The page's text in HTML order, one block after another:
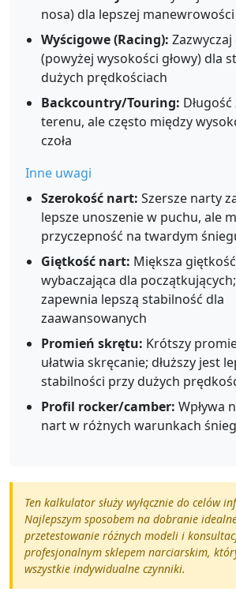
nosa) dla lepszej manewrowości
Wyścigowe (Racing): Zazwyczaj
(powyżej wysokości głowy) dla
dużych prędkościach
Backcountry/Touring:
terenu, ale często między
czoła
Inne uwagi
Szerokość nart: Szersze narty
lepsze unoszenie w puchu, ale
przyczepność na twardym
Giętkość nart: Miększa
wybaczająca dla
zapewnia lepszą stabilność dla
zaawansowanych
Promień skrętu: Krótszy
ułatwia skręcanie; dłuższy jest
stabilności przy dużych
Profil rocker/camber: Wpływa
nart w różnych warunkach
Ten kalkulator służy wyłącznie do celów
Najlepszym sposobem na dobranie
przetestowanie różnych modeli i
profesjonalnym sklepem narciarskim,
wszystkie indywidualne czynniki.